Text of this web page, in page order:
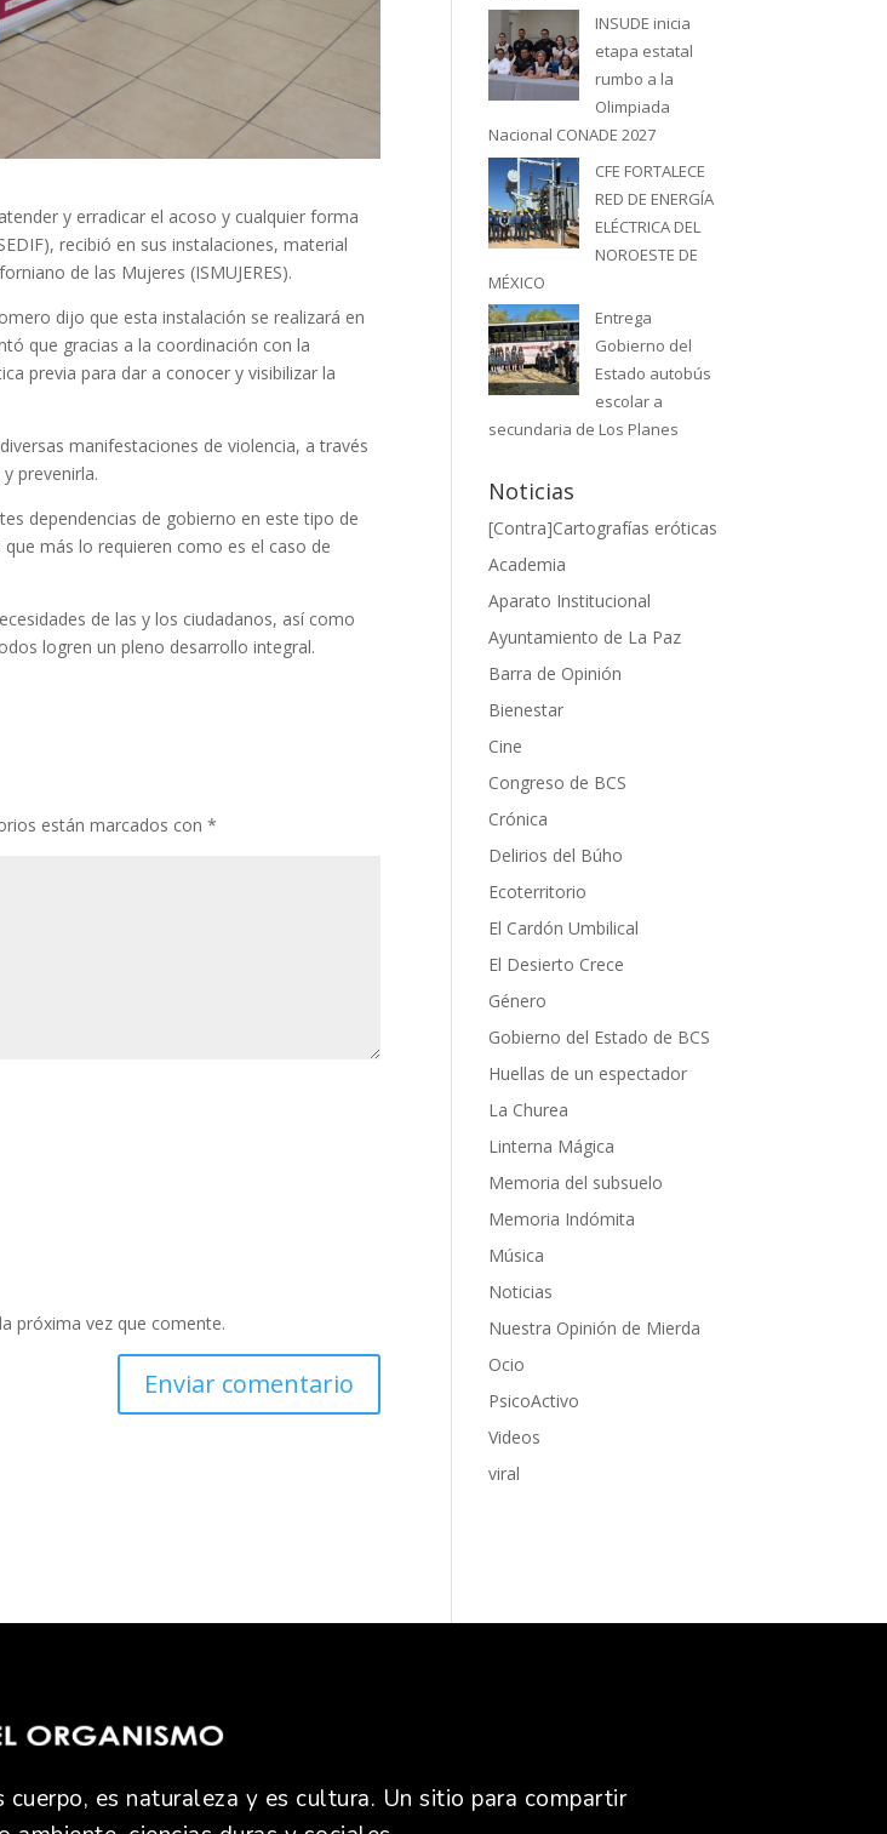
y erradicar el acoso y cualquier forma
recibió en sus instalaciones, material
de las Mujeres (ISMUJERES).
dijo que esta instalación se realizará en
que gracias a la coordinación con la
previa para dar a conocer y visibilizar la
manifestaciones de violencia, a través
prevenirla.
dependencias de gobierno en este tipo de
más lo requieren como es el caso de
de las y los ciudadanos, así como
logren un pleno desarrollo integral.
están marcados con*
próxima vez que comente.
INSUDE inicia
etapa estatal
rumbo a la
Olimpiada
Nacional CONADE 2027
CFE FORTALECE
RED DE ENERGÍA
ELÉCTRICA DEL
NOROESTE DE
MÉXICO
Entrega
Gobierno del
Estado autobús
escolar a
secundaria de Los Planes
Noticias
[Contra]Cartografías eróticas
Academia
Aparato Institucional
Ayuntamiento de La Paz
Barra de Opinión
Bienestar
Cine
Congreso de BCS
Crónica
Delirios del Búho
Ecoterritorio
El Cardón Umbilical
El Desierto Crece
Género
Gobierno del Estado de BCS
Huellas de un espectador
La Churea
Linterna Mágica
Memoria del subsuelo
Memoria Indómita
Música
Noticias
Nuestra Opinión de Mierda
Ocio
PsicoActivo
Videos
viral
cuerpo, es naturaleza y es cultura. Un sitio para compartir